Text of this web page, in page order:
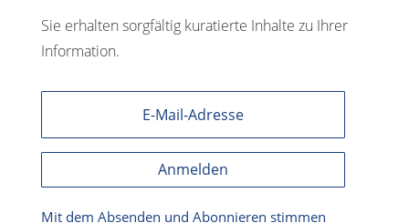
Sie erhalten sorgfältig kuratierte Inhalte zu Ihrer
Information.
Anmelden
Mit dem Absenden und Abonnieren stimmen